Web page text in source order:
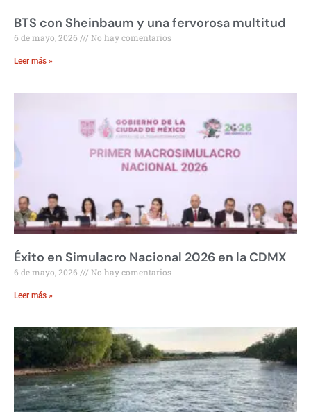
BTS con Sheinbaum y una fervorosa multitud
6 de mayo, 2026 No hay comentarios
Leer más »
Éxito en Simulacro Nacional 2026 en la CDMX
6 de mayo, 2026 No hay comentarios
Leer más »